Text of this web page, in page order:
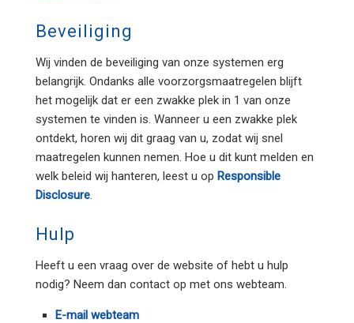
Beveiliging
Wij vinden de beveiliging van onze systemen erg
belangrijk. Ondanks alle voorzorgsmaatregelen blijft
het mogelijk dat er een zwakke plek in 1 van onze
systemen te vinden is. Wanneer u een zwakke plek
ontdekt, horen wij dit graag van u, zodat wij snel
maatregelen kunnen nemen. Hoe u dit kunt melden en
welk beleid wij hanteren, leest u op Responsible
Disclosure.
Hulp
Heeft u een vraag over de website of hebt u hulp
nodig? Neem dan contact op met ons webteam.
E-mail webteam